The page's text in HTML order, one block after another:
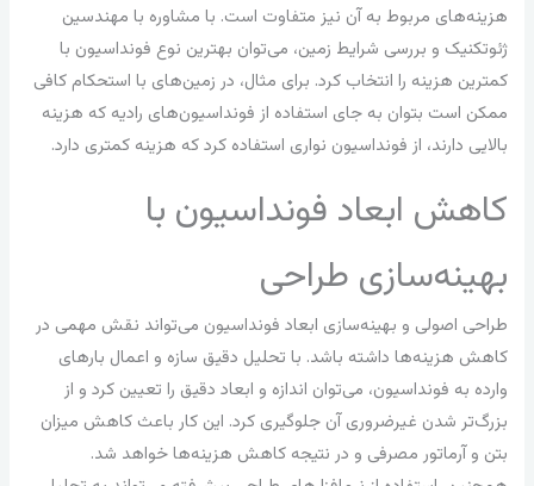
هزینه‌های مربوط به آن نیز متفاوت است. با مشاوره با مهندسین
ژئوتکنیک و بررسی شرایط زمین، می‌توان بهترین نوع فونداسیون با
کمترین هزینه را انتخاب کرد. برای مثال، در زمین‌های با استحکام کافی
ممکن است بتوان به جای استفاده از فونداسیون‌های رادیه که هزینه
بالایی دارند، از فونداسیون نواری استفاده کرد که هزینه کمتری دارد.
کاهش ابعاد فونداسیون با
بهینه‌سازی طراحی
طراحی اصولی و بهینه‌سازی ابعاد فونداسیون می‌تواند نقش مهمی در
کاهش هزینه‌ها داشته باشد. با تحلیل دقیق سازه و اعمال بارهای
وارده به فونداسیون، می‌توان اندازه و ابعاد دقیق را تعیین کرد و از
بزرگ‌تر شدن غیرضروری آن جلوگیری کرد. این کار باعث کاهش میزان
بتن و آرماتور مصرفی و در نتیجه کاهش هزینه‌ها خواهد شد.